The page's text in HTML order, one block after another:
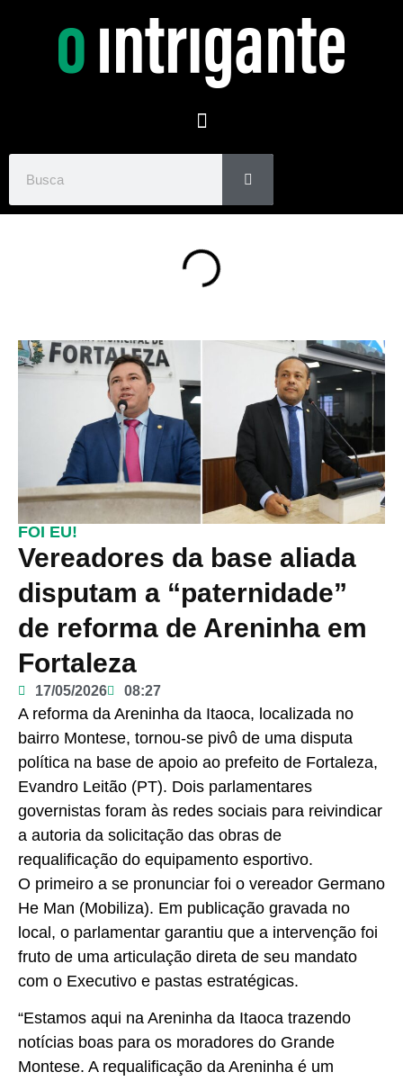
FOI EU!
Vereadores da base aliada
disputam a “paternidade”
de reforma de Areninha em
Fortaleza
17/05/2026 08:27
A reforma da Areninha da Itaoca, localizada no
bairro Montese, tornou-se pivô de uma disputa
política na base de apoio ao prefeito de Fortaleza,
Evandro Leitão (PT). Dois parlamentares
governistas foram às redes sociais para reivindicar
a autoria da solicitação das obras de
requalificação do equipamento esportivo.
O primeiro a se pronunciar foi o vereador Germano
He Man (Mobiliza). Em publicação gravada no
local, o parlamentar garantiu que a intervenção foi
fruto de uma articulação direta de seu mandato
com o Executivo e pastas estratégicas.
“Estamos aqui na Areninha da Itaoca trazendo
notícias boas para os moradores do Grande
Montese. A requalificação da Areninha é um